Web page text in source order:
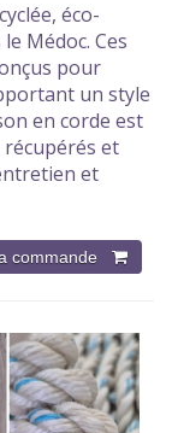
éco-
Médoc. Ces
pour
un style
en corde est
et
et